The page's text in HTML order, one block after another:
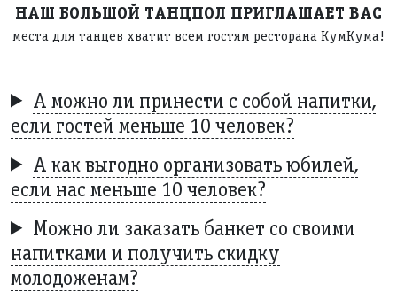
НАШ БОЛЬШОЙ ТАНЦПОЛ ПРИГЛАШАЕТ ВАС
места для танцев хватит всем гостям ресторана КумКума!
А можно ли принести с собой напитки,
если гостей меньше 10 человек?
А как выгодно организовать юбилей,
если нас меньше 10 человек?
Можно ли заказать банкет со своими
напитками и получить скидку
молодоженам?